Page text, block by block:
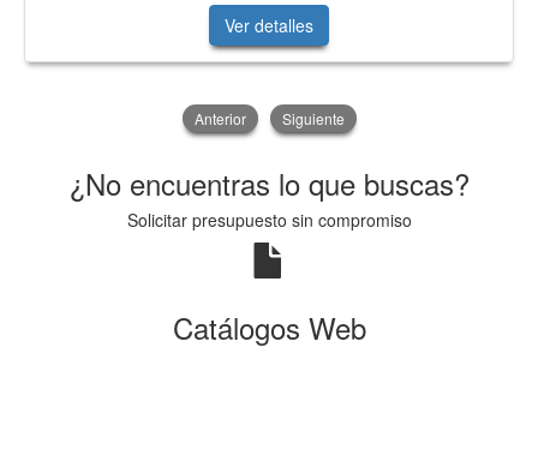
Ver detalles
Anterior Siguiente
¿No encuentras lo que buscas?
Solicitar presupuesto sin compromiso
Catálogos Web